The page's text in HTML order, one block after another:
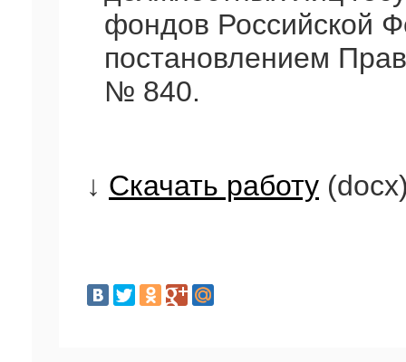
фондов Российской
постановлением
№ 840.
↓ Скачать работу